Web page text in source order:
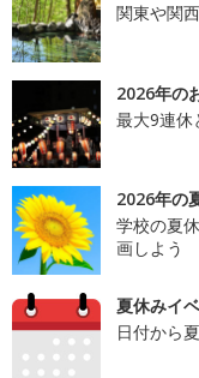
関東や関
2026年の
最大9連休
2026年の
学校の夏
画しよう
夏休みイ
日付から